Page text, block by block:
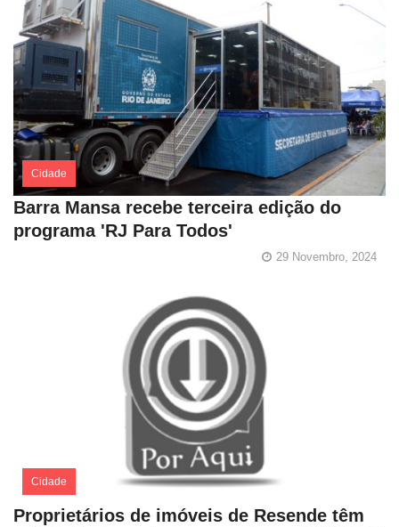
Cidade
Barra Mansa recebe terceira edição do
programa 'RJ Para Todos'
29 Novembro, 2024
Cidade
Proprietários de imóveis de Resende têm